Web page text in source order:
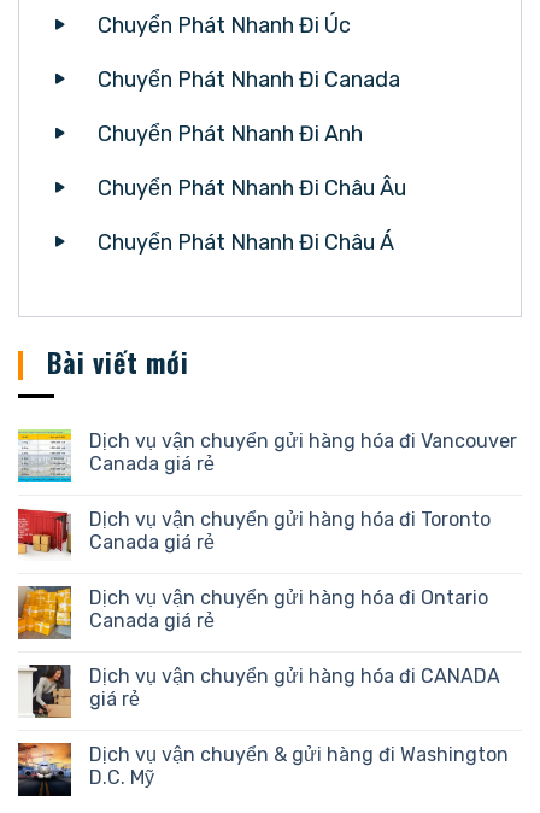
Chuyển Phát Nhanh Đi Úc
Chuyển Phát Nhanh Đi Canada
Chuyển Phát Nhanh Đi Anh
Chuyển Phát Nhanh Đi Châu Âu
Chuyển Phát Nhanh Đi Châu Á
Bài viết mới
Dịch vụ vận chuyển gửi hàng hóa đi Vancouver
Canada giá rẻ
Dịch vụ vận chuyển gửi hàng hóa đi Toronto
Canada giá rẻ
Dịch vụ vận chuyển gửi hàng hóa đi Ontario
Canada giá rẻ
Dịch vụ vận chuyển gửi hàng hóa đi CANADA
giá rẻ
Dịch vụ vận chuyển & gửi hàng đi Washington
D.C. Mỹ